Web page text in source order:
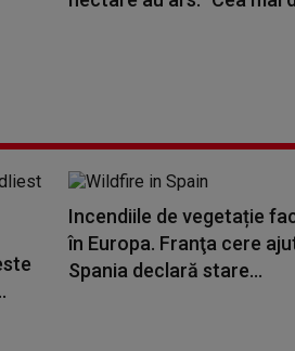
Incendiile de vegetație
în Europa. Franţa cere
Spania declară stare...